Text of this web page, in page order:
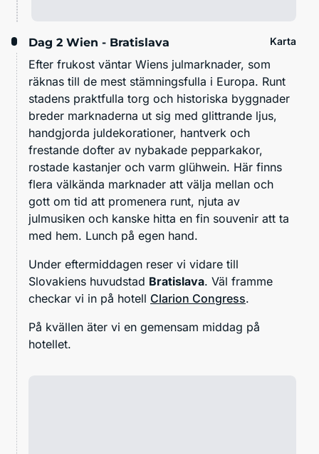
Dag 2 Wien - Bratislava Karta
Efter frukost väntar Wiens julmarknader, som
räknas till de mest stämningsfulla i Europa. Runt
stadens praktfulla torg och historiska byggnader
breder marknaderna ut sig med glittrande ljus,
handgjorda juldekorationer, hantverk och
frestande dofter av nybakade pepparkakor,
rostade kastanjer och varm glühwein. Här finns
flera välkända marknader att välja mellan och
gott om tid att promenera runt, njuta av
julmusiken och kanske hitta en fin souvenir att ta
med hem. Lunch på egen hand.
Under eftermiddagen reser vi vidare till
Slovakiens huvudstad Bratislava. Väl framme
checkar vi in på hotell Clarion Congress.
På kvällen äter vi en gemensam middag på
hotellet.